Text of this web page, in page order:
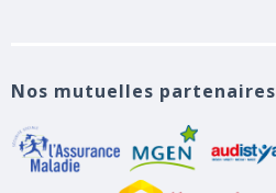
Nos mutuelles partenaires